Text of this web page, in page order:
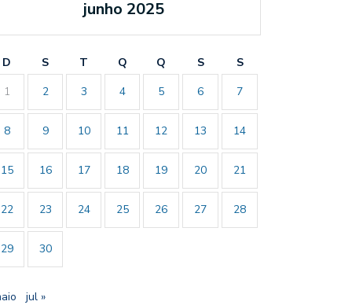
junho 2025
D S T Q Q S
S
1
2 3 4 5 6 7
8 9 10 11 12 13 14
15 16 17 18 19 20 21
22 23 24 25 26 27 28
29 30
jul »